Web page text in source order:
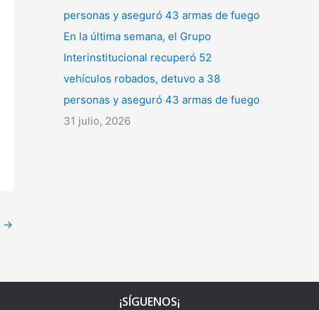
→
En la última semana, el Grupo
Interinstitucional recuperó 52
vehículos robados, detuvo a 38
personas y aseguró 43 armas de fuego
31 julio, 2026
¡SÍGUENOS¡